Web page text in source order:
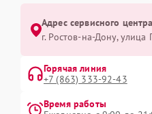
Адрес сервисного
г. Ростов-на-Дону, улица
Горячая линия
+7 (863) 333-92-43
Время работы